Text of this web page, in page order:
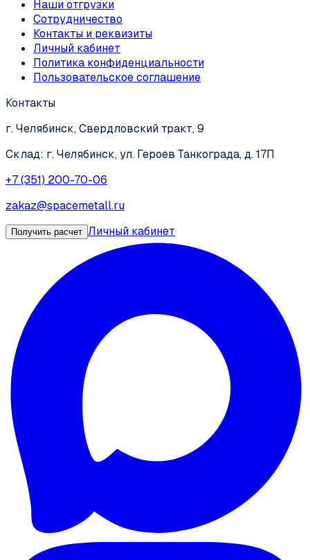
Наши отгрузки
Сотрудничество
Контакты и реквизиты
Личный кабинет
Политика конфиденциальности
Пользовательское соглашение
Контакты
г. Челябинск, Свердловский тракт, 9
Склад: г. Челябинск, ул. Героев Танкограда, д. 17П
+7 (351) 200-70-06
zakaz@spacemetall.ru
Получить расчет Личный кабинет